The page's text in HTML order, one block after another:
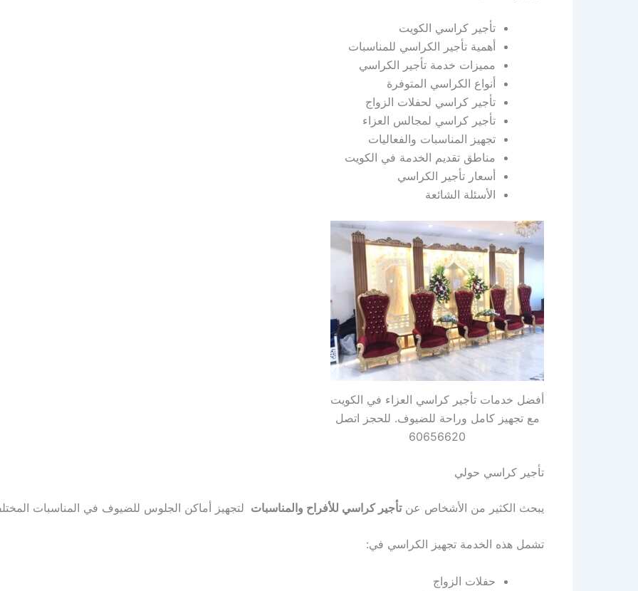
تأجير كراسي الكويت
أهمية تأجير الكراسي للمناسبات
مميزات خدمة تأجير الكراسي
أنواع الكراسي المتوفرة
تأجير كراسي لحفلات الزواج
تأجير كراسي لمجالس العزاء
تجهيز المناسبات والفعاليات
مناطق تقديم الخدمة في الكويت
أسعار تأجير الكراسي
الأسئلة الشائعة
أفضل خدمات تأجير كراسي العزاء في الكويت
مع تجهيز كامل وراحة للضيوف. للحجز اتصل
60656620
تأجير كراسي حولي
يبحث الكثير من الأشخاص عنتأجير كراسي للأفراح والمناسبات لتجهيز أماكن الجلوس للضيوف في المناسبات
تشمل هذه الخدمة تجهيز الكراسي في:
حفلات الزواج